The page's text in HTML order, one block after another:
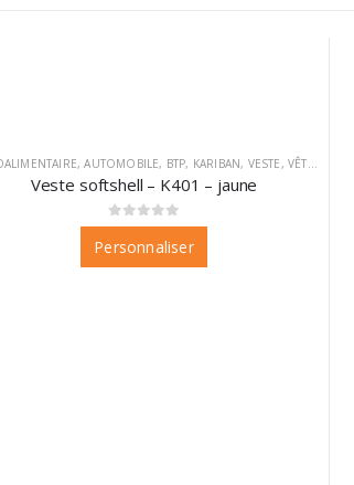
,AUTOMOBILE, BTP, KARIBAN, VESTE,VÊTEMENTS
Veste softshell – K401 – jaune
0sur 5
Personnaliser